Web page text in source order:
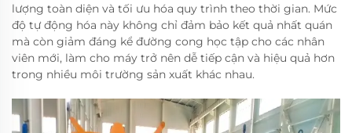
lượng toàn diện và tối ưu hóa quy trình theo thời gian. Mức
độ tự động hóa này không chỉ đảm bảo kết quả nhất quán
mà còn giảm đáng kể đường cong học tập cho các nhân
viên mới, làm cho máy trở nên dễ tiếp cận và hiệu quả hơn
trong nhiều môi trường sản xuất khác nhau.